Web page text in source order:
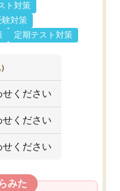
ト対策
験対策
定期テスト対策
せください
せください
せください
みた